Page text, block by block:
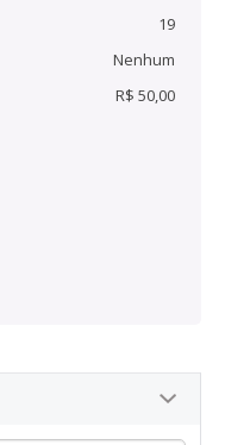
19
Nenhum
R$ 50,00